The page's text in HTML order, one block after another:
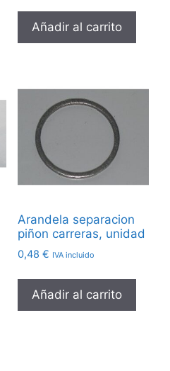
Añadir al carrito
Arandela separacion
piñon carreras, unidad
0,48 € IVA incluido
Añadir al carrito